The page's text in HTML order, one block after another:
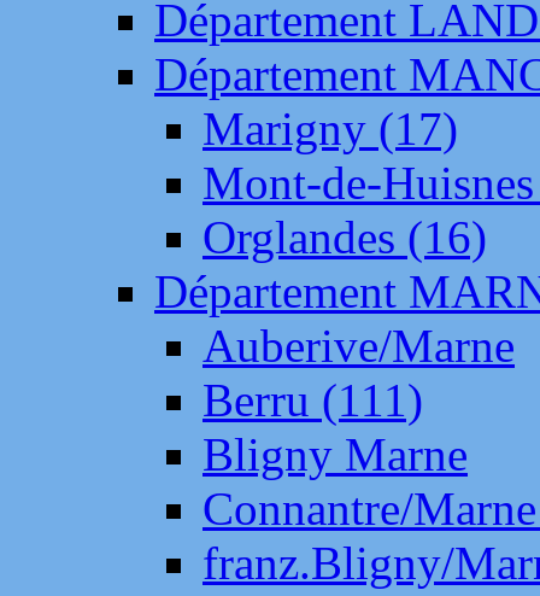
Département
Département
Marigny (17)
Mont-de-
Orglandes (16)
Département
Auberive/Marne
Berru (111)
Bligny Marne
Connantre/
franz.Bligny/